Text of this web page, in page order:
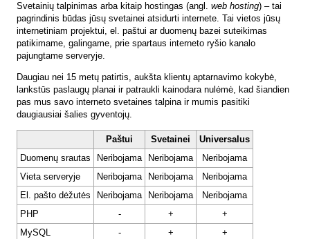
Svetainių talpinimas arba kitaip hostingas (angl. web hosting) – tai
pagrindinis būdas jūsų svetainei atsidurti internete. Tai vietos jūsų
internetiniam projektui, el. paštui ar duomenų bazei suteikimas
patikimame, galingame, prie spartaus interneto ryšio kanalo
pajungtame serveryje.
Daugiau nei 15 metų patirtis, aukšta klientų aptarnavimo kokybė,
lankstūs paslaugų planai ir patraukli kainodara nulėmė, kad šiandien
pas mus savo interneto svetaines talpina ir mumis pasitiki
daugiausiai šalies gyventojų.
Paštui Svetainei
Universalus
Duomenų srautas
Neribojama Neribojama
Neribojama
Vieta serveryje
Neribojama Neribojama
Neribojama
El. pašto dėžutės
Neribojama Neribojama
Neribojama
PHP
- +
+
MySQL
- +
+